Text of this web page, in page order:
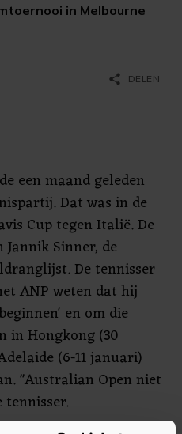
in Melbourne
share DELEN
een maand geleden
Dat was in de
Cup tegen Italië. De
Sinner, de
De tennisser
ANP weten dat hij
en om die
in Hongkong (30
(6-11 januari)
"Australian Open niet
tennisser.